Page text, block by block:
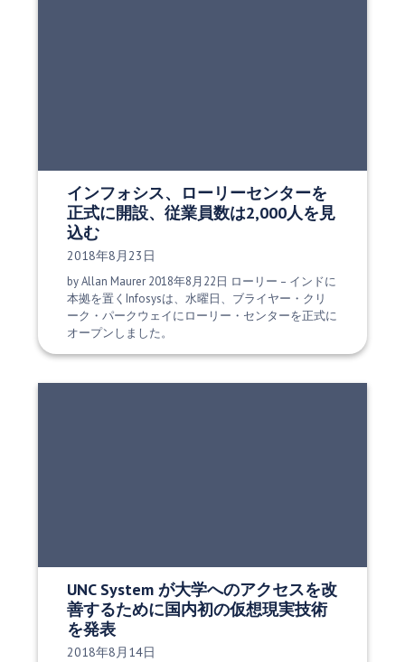
インフォシス、ローリーセンターを
正式に開設、従業員数は2,000人を見
込む
発行日:
2018年8月23日
by Allan Maurer 2018年8月22日 ローリー – インドに
本拠を置くInfosysは、水曜日、ブライヤー・クリ
ーク・パークウェイにローリー・センターを正式に
オープンしました。
UNC System が大学へのアクセスを改
善するために国内初の仮想現実技術
を発表
発行日:
2018年8月14日